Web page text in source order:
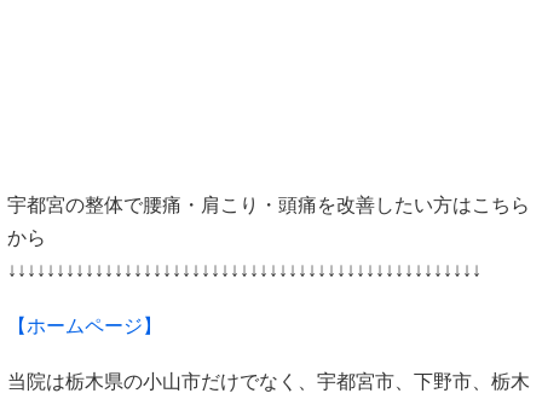
宇都宮の整体で腰痛・肩こり・頭痛を改善したい方はこちら
から
↓↓↓↓↓↓↓↓↓↓↓↓↓↓↓↓↓↓↓↓↓↓↓↓↓↓↓↓↓↓↓↓↓↓↓↓↓↓↓↓↓↓↓↓↓↓↓↓↓
【 ホームページ 】
当院は栃木県の小山市だけでなく、宇都宮市、下野市、栃木